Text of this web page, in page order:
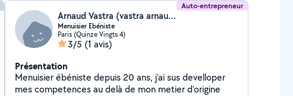
Auto-entrepreneur
Arnaud Vastra (vastra arnaud)
Menuisier Ebéniste
Paris (Quinze Vingts 4)
3/5 (1 avis)
Présentation
Menuisier ébéniste depuis 20 ans, j'ai sus develloper
mes competences au delà de mon metier d'origine